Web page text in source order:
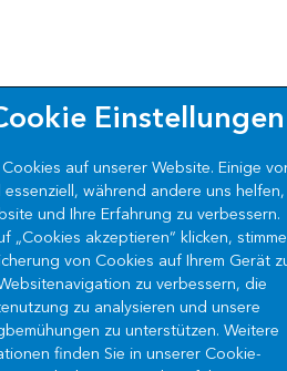
Einstellungen
Cookies auf unserer Website. Einige
während andere uns helfen,
und Ihre Erfahrung zu verbessern.
„Cookies akzeptieren“ klicken,
von Cookies auf Ihrem Gerät
zu verbessern, die
zu analysieren und unsere
zu unterstützen. Weitere
finden Sie in unserer Cookie-